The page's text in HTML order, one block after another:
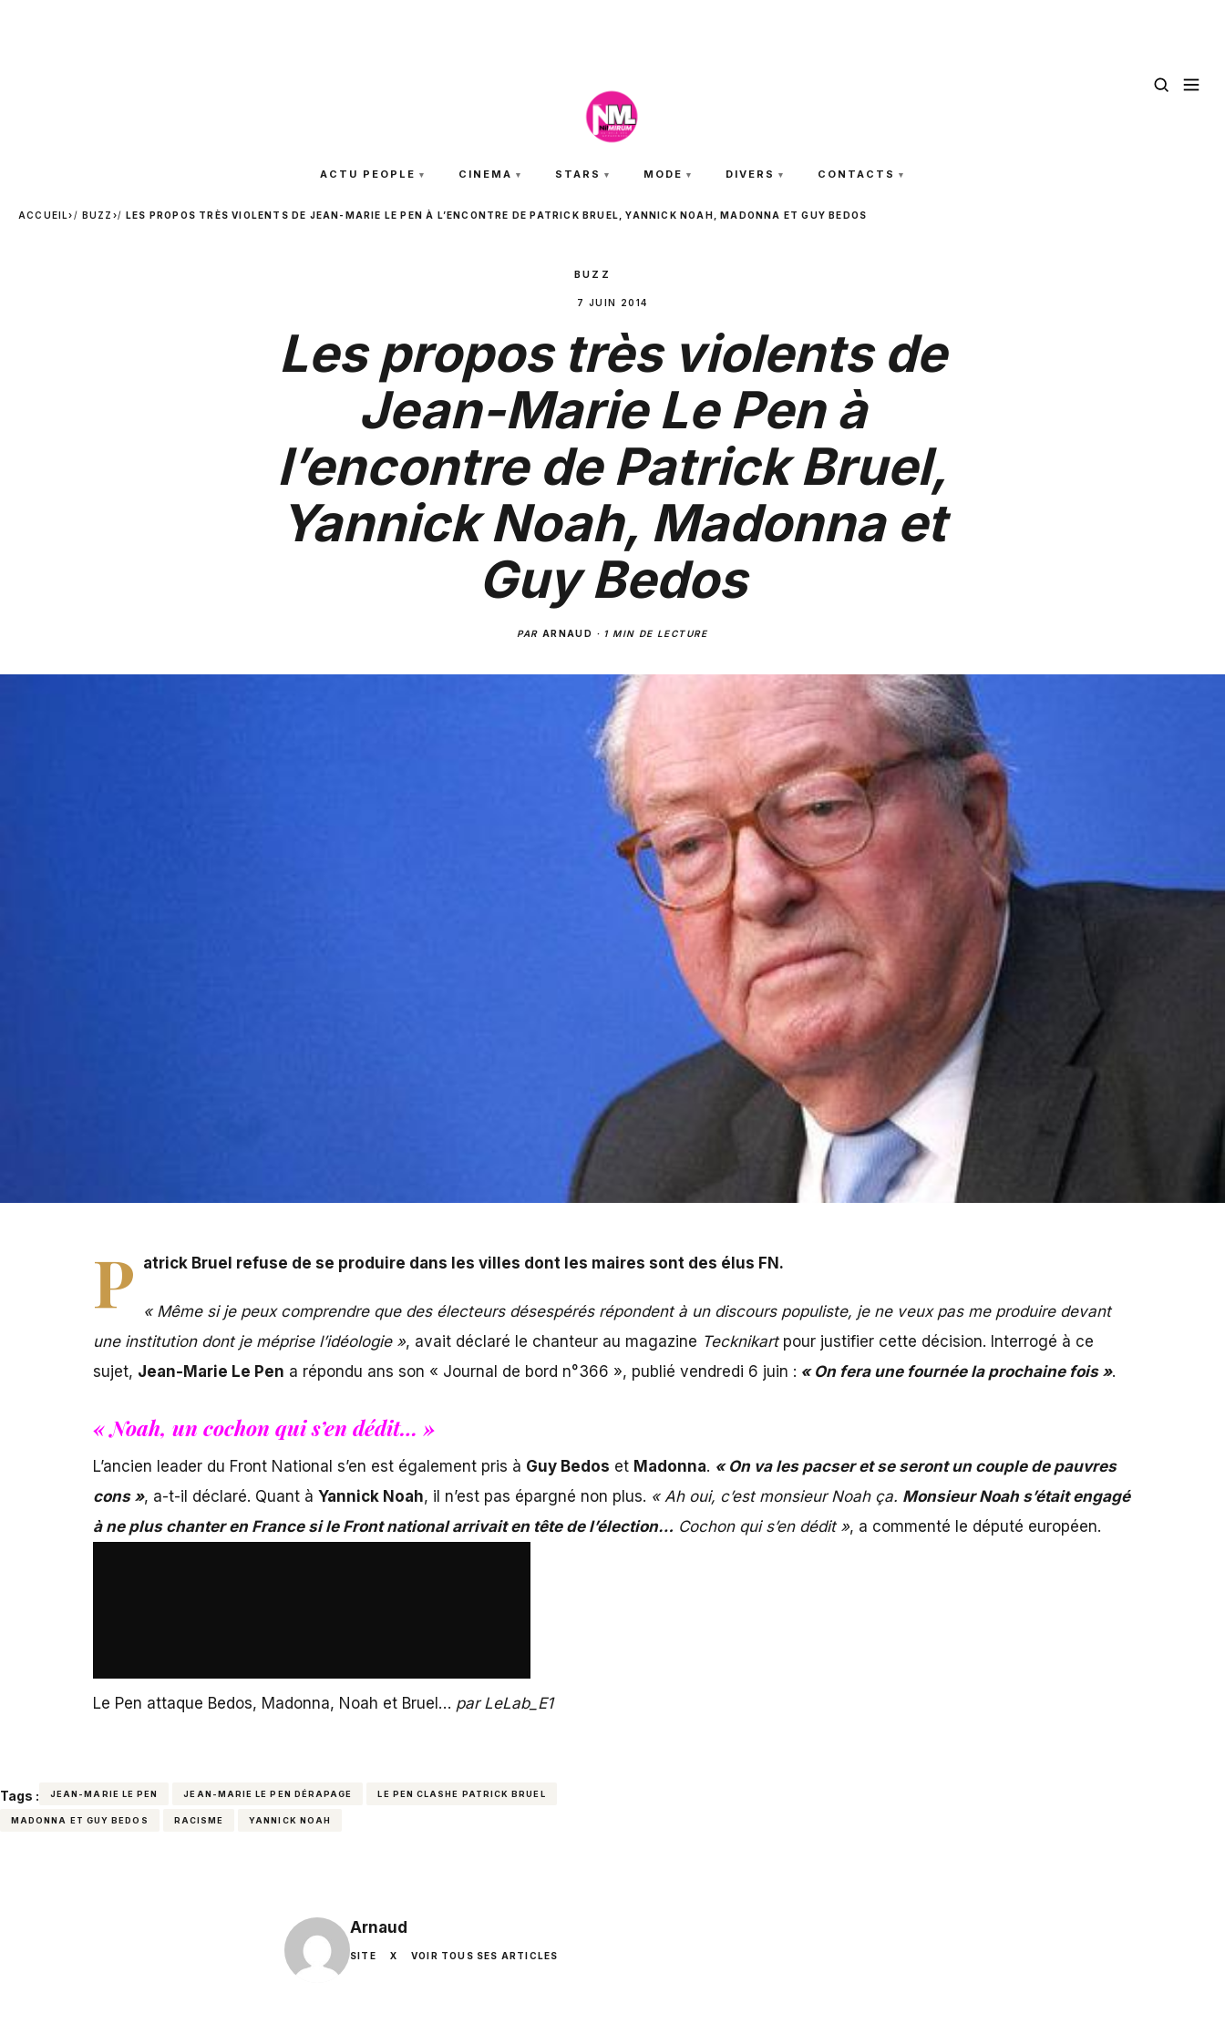
ACTU PEOPLE CINEMA STARS MODE DIVERS CONTACTS
ACCUEIL› BUZZ › LES PROPOS TRÈS VIOLENTS DE JEAN-MARIE LE PEN À L’ENCONTRE DE PATRICK BRUEL, YANNICK NOAH, MADONNA ET GUY BEDOS
BUZZ
7 JUIN 2014
Les propos très violents de
Jean-Marie Le Pen à
l’encontre de Patrick Bruel,
Yannick Noah, Madonna et
Guy Bedos
PAR ARNAUD · 1 MIN DE LECTURE
P atrick Bruel refuse de se produire dans les villes dont les maires sont des élus FN.
« Même si je peux comprendre que des électeurs désespérés répondent à un discours populiste, je ne veux pas me produire devant
une institution dont je méprise l’idéologie », avait déclaré le chanteur au magazine Tecknikartpour justifier cette décision. Interrogé à ce
sujet, Jean-Marie Le Pen a répondu ans son « Journal de bord n°366 », publié vendredi 6 juin : « On fera une fournée la prochaine fois ».
« Noah, un cochon qui s’en dédit… »
L’ancien leader du Front National s’en est également pris à Guy Bedos et Madonna. « On va les pacser et se seront un couple de pauvres
cons », a-t-il déclaré. Quant à Yannick Noah, il n’est pas épargné non plus. « Ah oui, c’est monsieur Noah ça. Monsieur Noah s’était engagé
à ne plus chanter en France si le Front national arrivait en tête de l’élection… Cochon qui s’en dédit », a commenté le député européen.
Le Pen attaque Bedos, Madonna, Noah et Bruel… parLeLab_E1
Tags : JEAN-MARIE LE PEN JEAN-MARIE LE PEN DÉRAPAGE LE PEN CLASHE PATRICK BRUEL
MADONNA ET GUY BEDOS RACISME YANNICK NOAH
Arnaud
SITE X VOIR TOUS SES ARTICLES